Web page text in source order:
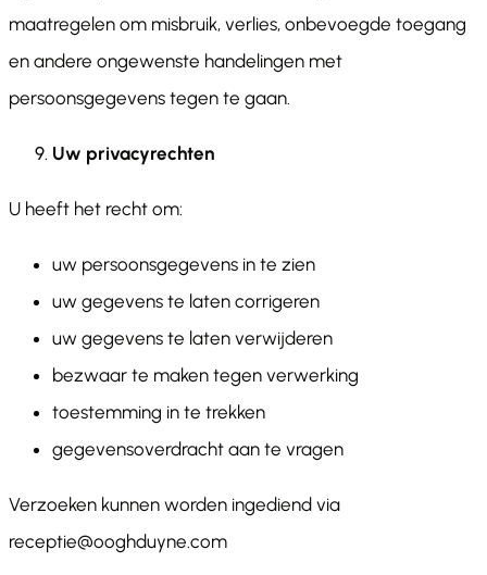
maatregelen om misbruik, verlies, onbevoegde toegang
en andere ongewenste handelingen met
persoonsgegevens tegen te gaan.
Uw privacyrechten
U heeft het recht om:
uw persoonsgegevens in te zien
uw gegevens te laten corrigeren
uw gegevens te laten verwijderen
bezwaar te maken tegen verwerking
toestemming in te trekken
gegevensoverdracht aan te vragen
Verzoeken kunnen worden ingediend via
receptie@ooghduyne.com